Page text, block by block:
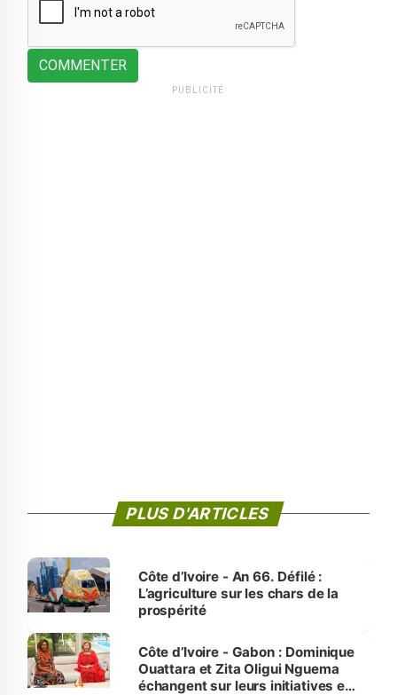
COMMENTER
PUBLICITÉ
PLUS D'ARTICLES
Côte d’Ivoire - An 66. Défilé :
L’agriculture sur les chars de la
prospérité
Côte d’Ivoire - Gabon : Dominique
Ouattara et Zita Oligui Nguema
échangent sur leurs initiatives en